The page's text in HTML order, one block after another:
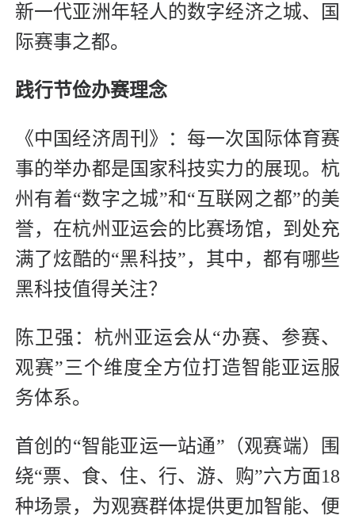
新一代亚洲年轻人的数字经济之城、国
际赛事之都。
践行节俭办赛理念
《中国经济周刊》：每一次国际体育赛
事的举办都是国家科技实力的展现。杭
州有着“数字之城”和“互联网之都”的美
誉，在杭州亚运会的比赛场馆，到处充
满了炫酷的“黑科技”，其中，都有哪些
黑科技值得关注？
陈卫强：杭州亚运会从“办赛、参赛、
观赛”三个维度全方位打造智能亚运服
务体系。
首创的“智能亚运一站通”（观赛端）围
绕“票、食、住、行、游、购”六方面18
种场景，为观赛群体提供更加智能、便